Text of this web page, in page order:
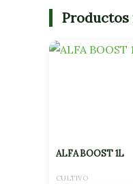
Productos
ALFA BOOST 1L
CULTIVO